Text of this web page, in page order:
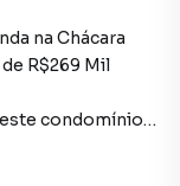
R$269 Mil
este condomínio